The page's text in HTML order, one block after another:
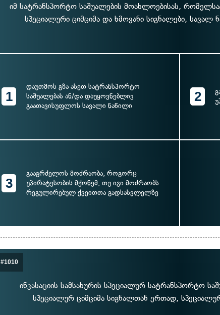
იმ სატრანსპორტო საშუალების მოახლოებისას,
სპეციალური ციმციმა და ხმოვანი სიგნალები, სავალ
1
დაუთმოს გზა ასეთ სატრანსპორტო
საშუალებას ან/და დაუყოვნებლივ
გაათავისუფლოს სავალი ნაწილი
2
3
გააგრძელოს მოძრაობა, როგორც
უპირატესობის მქონემ, თუ იგი მოძრაობს
რეგულირებულ ქვეითთა გადსასვლელზე
#1010
ინკასაციის სამსახურის სპეციალურ სატრანსპორტო
სპეციალურ ციმციმა სიგნალთან ერთად,